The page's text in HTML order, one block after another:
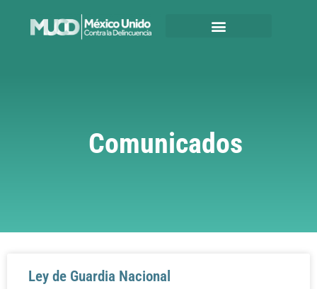
Comunicados
Ley de Guardia Nacional